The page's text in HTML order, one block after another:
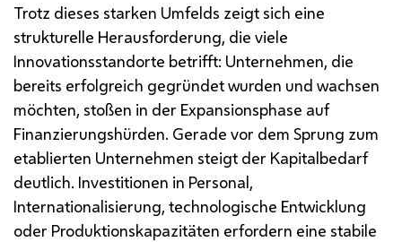
Trotz dieses starken Umfelds zeigt sich eine
strukturelle Herausforderung, die viele
Innovationsstandorte betrifft: Unternehmen, die
bereits erfolgreich gegründet wurden und wachsen
möchten, stoßen in der Expansionsphase auf
Finanzierungshürden. Gerade vor dem Sprung zum
etablierten Unternehmen steigt der Kapitalbedarf
deutlich. Investitionen in Personal,
Internationalisierung, technologische Entwicklung
oder Produktionskapazitäten erfordern eine stabile